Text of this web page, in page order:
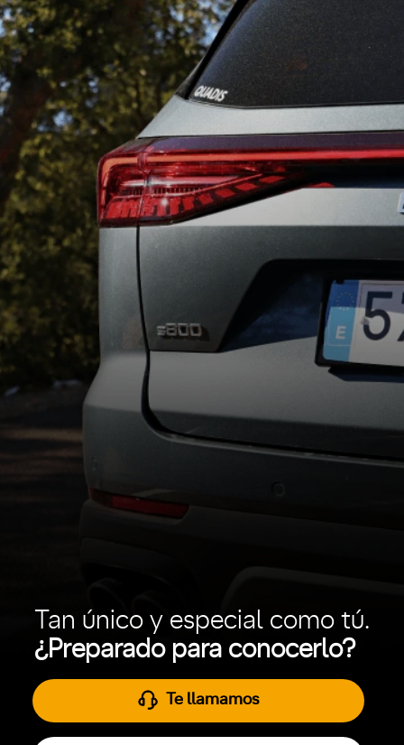
Tan único y especial como tú.
¿Preparado para conocerlo?
Te llamamos